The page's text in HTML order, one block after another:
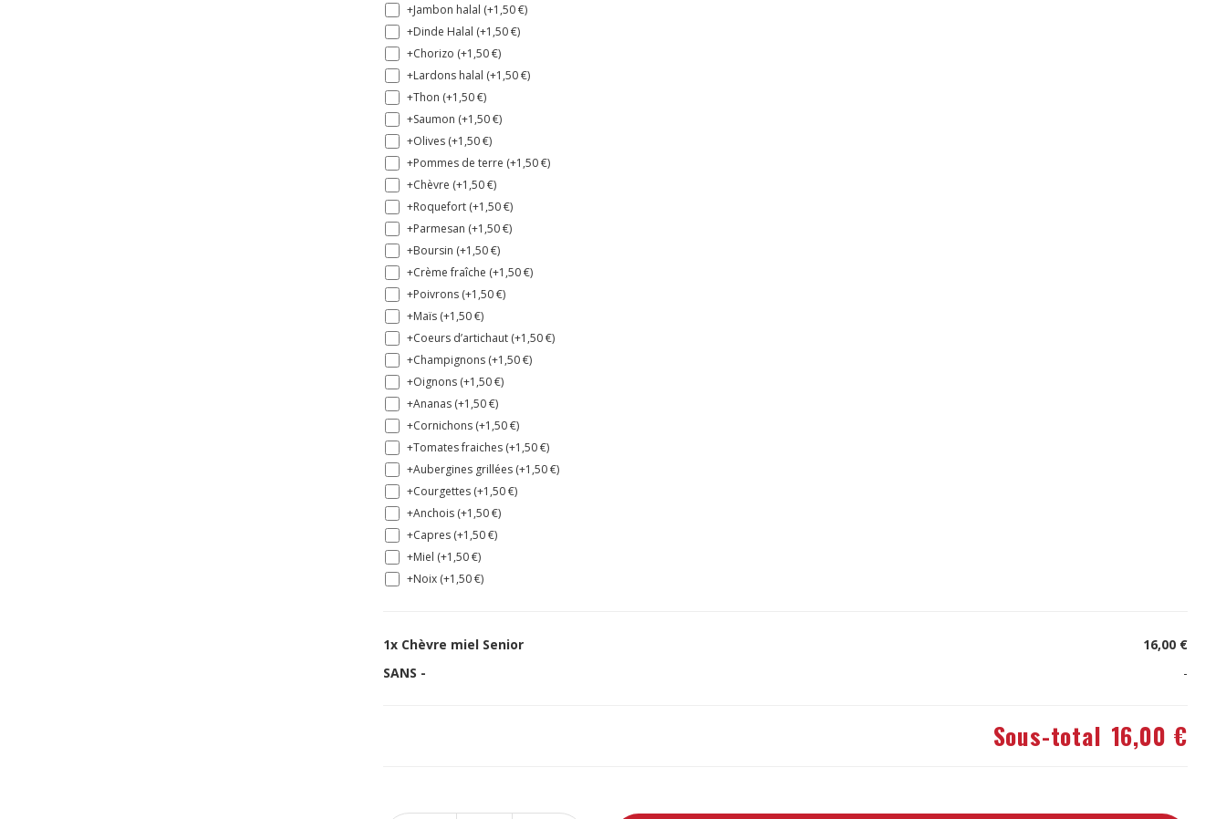
+Jambon halal (+1,50€)
+Dinde Halal (+1,50€)
+Chorizo (+1,50€)
+Lardons halal (+1,50€)
+Thon (+1,50€)
+Saumon (+1,50€)
+Olives (+1,50€)
+Pommes de terre (+1,50€)
+Chèvre (+1,50€)
+Roquefort (+1,50€)
+Parmesan (+1,50€)
+Boursin (+1,50€)
+Crème fraîche (+1,50€)
+Poivrons (+1,50€)
+Maïs (+1,50€)
+Coeurs d’artichaut (+1,50€)
+Champignons (+1,50€)
+Oignons (+1,50€)
+Ananas (+1,50€)
+Cornichons (+1,50€)
+Tomates fraiches (+1,50€)
+Aubergines grillées (+1,50€)
+Courgettes (+1,50€)
+Anchois (+1,50€)
+Capres (+1,50€)
+Miel (+1,50€)
+Noix (+1,50€)
1x Chèvre miel Senior
16,00 €
SANS -
-
Sous-total 16,00 €